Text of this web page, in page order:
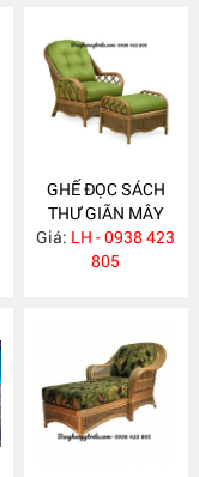
GHẾ ĐỌC SÁCH
THƯ GIÃN MÂY
TỰ NHIÊN MA720
Giá: LH - 0938 423
805